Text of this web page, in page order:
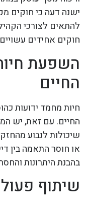
ישנה דעה כי חוקים
להתאים לצורכי
חוקים אחידים
השפעת
החיים
חיות מחמד ידועות
החיים. עם זאת, יש
שיכולות לנבוע
או חוסר התאמה בין
בהבנת היתרונות
שיתוף